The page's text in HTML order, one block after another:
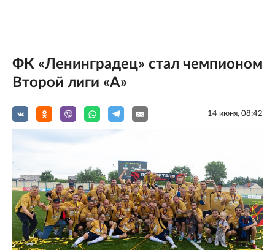
ФК «Ленинградец» стал чемпионом
Второй лиги «А»
14 июня, 08:42